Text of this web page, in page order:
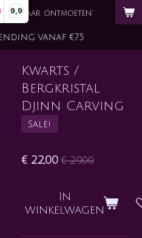
9,9
elkaar ontmoeten´
vanaf €75
Kwarts /
Bergkristal
Djinn Carving
Sale!
€ 22,00 € 29,00
In
winkelwagen